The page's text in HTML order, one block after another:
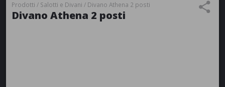
Prodotti Salotti e Divani Divano Athena 2 posti
Divano Athena 2 posti